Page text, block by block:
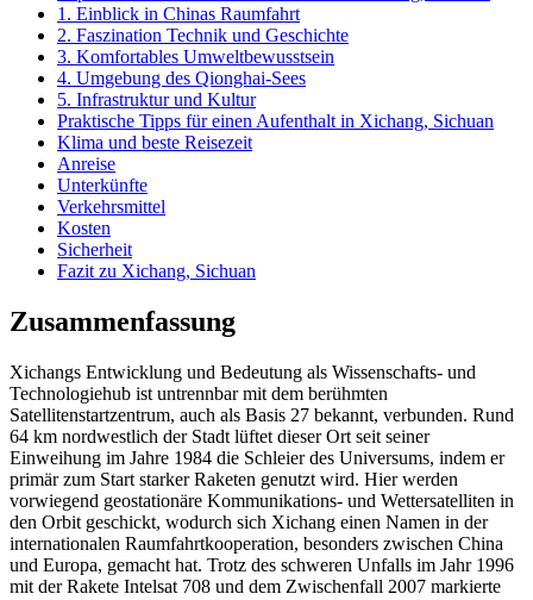
1. Einblick in Chinas Raumfahrt
2. Faszination Technik und Geschichte
3. Komfortables Umweltbewusstsein
4. Umgebung des Qionghai-Sees
5. Infrastruktur und Kultur
Praktische Tipps für einen Aufenthalt in Xichang, Sichuan
Klima und beste Reisezeit
Anreise
Unterkünfte
Verkehrsmittel
Kosten
Sicherheit
Fazit zu Xichang, Sichuan
Zusammenfassung
Xichangs Entwicklung und Bedeutung als Wissenschafts- und
Technologiehub ist untrennbar mit dem berühmten
Satellitenstartzentrum, auch als Basis 27 bekannt, verbunden. Rund
64 km nordwestlich der Stadt lüftet dieser Ort seit seiner
Einweihung im Jahre 1984 die Schleier des Universums, indem er
primär zum Start starker Raketen genutzt wird. Hier werden
vorwiegend geostationäre Kommunikations- und Wettersatelliten in
den Orbit geschickt, wodurch sich Xichang einen Namen in der
internationalen Raumfahrtkooperation, besonders zwischen China
und Europa, gemacht hat. Trotz des schweren Unfalls im Jahr 1996
mit der Rakete Intelsat 708 und dem Zwischenfall 2007 markierte